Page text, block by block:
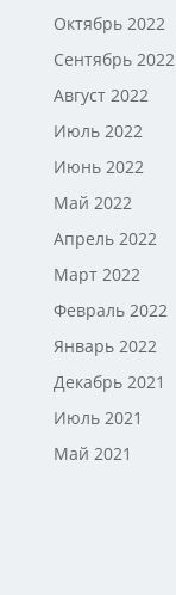
Октябрь 2022
Сентябрь 2022
Август 2022
Июль 2022
Июнь 2022
Май 2022
Апрель 2022
Март 2022
Февраль 2022
Январь 2022
Декабрь 2021
Июль 2021
Май 2021